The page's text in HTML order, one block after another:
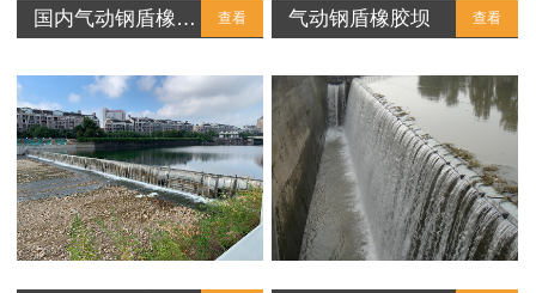
国内气动钢盾橡… 查看 气动钢盾橡胶坝 查看